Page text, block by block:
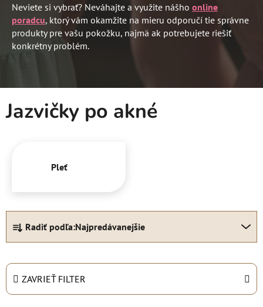
Neviete si vybrať? Neváhajte a využite nášho online
poradcu, ktorý vám okamžite na mieru odporučí tie správne
produkty pre vašu pokožku, najmä ak potrebujete riešiť
konkrétny problém.
Jazvičky po akné
Pleť
R
d
e
i
Radiť podľa:Najpredávanejšie
ZAVRIEŤ FILTER